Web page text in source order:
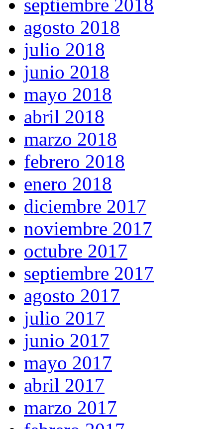
septiembre 2018
agosto 2018
julio 2018
junio 2018
mayo 2018
abril 2018
marzo 2018
febrero 2018
enero 2018
diciembre 2017
noviembre 2017
octubre 2017
septiembre 2017
agosto 2017
julio 2017
junio 2017
mayo 2017
abril 2017
marzo 2017